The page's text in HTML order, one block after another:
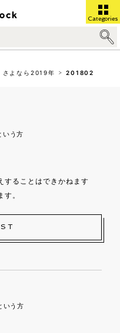
Categories
さよなら2019年 >201802
いう方
することはできかねます
。
いう方